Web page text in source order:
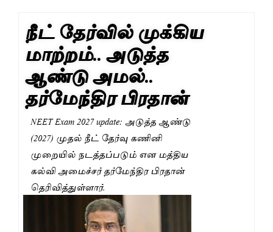
நீட் தேர்வில் முக்கிய
மாற்றம்.. அடுத்த
ஆண்டு அமல்..
தர்மேந்திர பிரதான்
NEET Exam 2027 update: அடுத்த ஆண்டு
(2027) முதல் நீட் தேர்வு கணினி
முறையில் நடத்தப்படும் என மத்திய
கல்வி அமைச்சர் தர்மேந்திர பிரதான்
தெரிவித்துள்ளார்.